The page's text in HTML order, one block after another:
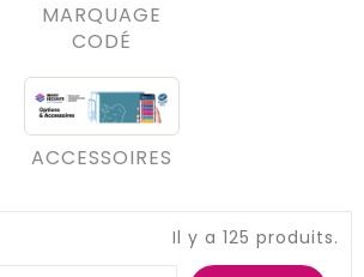
MARQUAGE
CODÉ
ACCESSOIRES
Il y a 125 produits.